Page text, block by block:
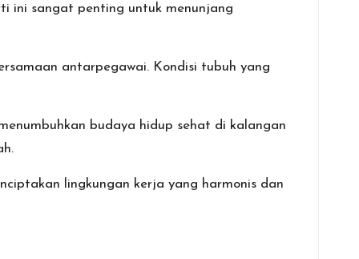
ini sangat penting untuk menunjang
antarpegawai. Kondisi tubuh yang
budaya hidup sehat di kalangan
lingkungan kerja yang harmonis dan